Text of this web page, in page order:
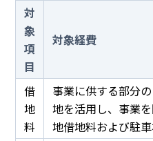
対
象
項
目
対象経費
借
地
料
事業に供する部分
地を活用し、事業
地借地料および駐車